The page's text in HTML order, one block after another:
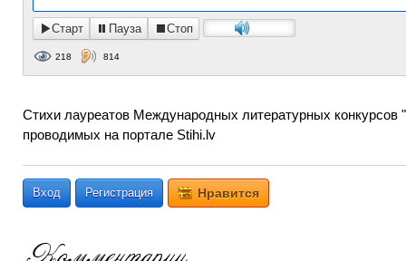
Старт Пауза Стоп
218 814
Стихи лауреатов Международных литературных конкурсов
проводимых на портале Stihi.lv
Вход Регистрация Нравится